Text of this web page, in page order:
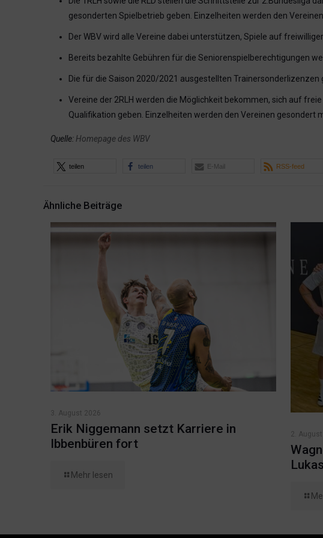
gesonderten Spielbetrieb geben. Einzelheiten werden den
Der WBV wird alle Vereine dabei unterstützen, Spiele auf
Bereits bezahlte Gebühren für die Seniorenspielberechtigungen
Die für die Saison 2020/2021 ausgestellten
Vereine der 2RLH werden die Möglichkeit bekommen, sich auf
Qualifikation geben. Einzelheiten werden den Vereinen gesondert
Quelle: Homepage des WBV
teilen teilen E-Mail RSS-feed
Ähnliche Beiträge
3. August 2026
Erik Niggemann setzt Karriere in
Ibbenbüren fort
Mehr lesen
2. August